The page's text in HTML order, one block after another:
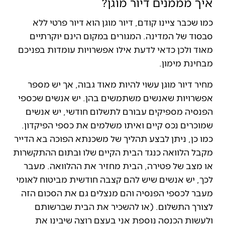
כמו שכבר ציינו קודם, דיור מוגן הוא דיור פרטי ללא
סבסוד של המדינה. המגורים במקום הינם יוקרתיים
מאוד ולכן כדאי לדעת אילו אפשרויות עומדות בפניכם
מבחינת מימון.
מחיר דיור מוגן עשוי להיות מאוד גבוה, אך יש מספר
אפשרויות שאנשים משתמשים בהן. יש אנשים שכספי
הפנסיה מספיקים עבורם לתשלום חודשי, יש אנשים
שמוכרים נכס קיים ואיתו משלמים את כספי הפיקדון.
כמו כן, ניתן לבצע תהליך של משכנתא הפוכה בא הדייר
מקבל הלוואה כנגד הבית הקיים שלו ובתום ההתקשרות
או מצב של פטירה, הבית מחזיר את ההלוואה. מעבר
לכך, יש אנשים שיש להם קצבה חודשית מביטוח לאומי
מעבר לכספי הפנסיה והם מנצלים גם את הסכום הזה
לצורך התשלום. (או להשכיר את הבית שברשותם
ולעשות הכנסה נוספת אני בעצם רוצה שיבינו את